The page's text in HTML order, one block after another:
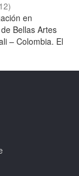
)
en
Bellas Artes
– Colombia. El